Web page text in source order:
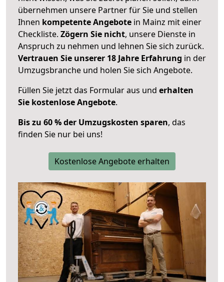
übernehmen unsere Partner für Sie und stellen
Ihnen kompetente Angebote in Mainz mit einer
Checkliste. Zögern Sie nicht, unsere Dienste in
Anspruch zu nehmen und lehnen Sie sich zurück.
Vertrauen Sie unserer 18 Jahre Erfahrung in der
Umzugsbranche und holen Sie sich Angebote.
Füllen Sie jetzt das Formular aus und erhalten
Sie kostenlose Angebote.
Bis zu 60 % der Umzugskosten sparen, das
finden Sie nur bei uns!
Kostenlose Angebote erhalten